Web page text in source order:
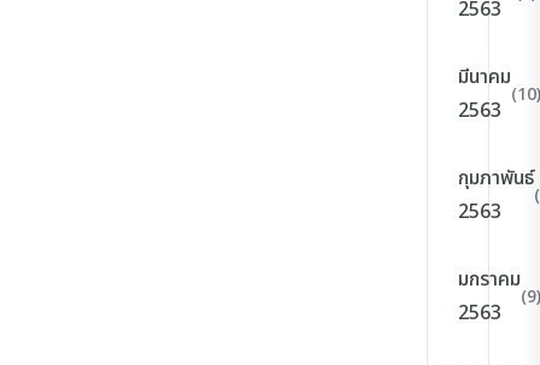
2563
มีนาคม
2563
(10)
กุมภาพันธ์
2563
มกราคม
2563
(9)